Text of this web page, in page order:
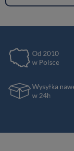
Od 2010
w Polsce
Wysyłka
w 24h